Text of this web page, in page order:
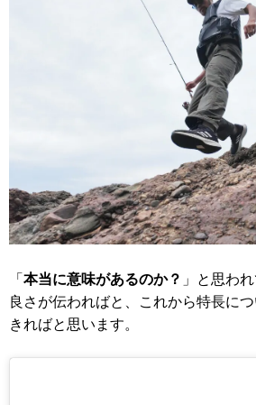
「 本当に意味があるのか？ 」と思わ
良さが伝わればと、これから特長に
きればと思います。